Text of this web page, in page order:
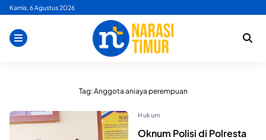
Skip
content
Kamis, 6 Agustus 2026
Tag:Anggota aniaya perempuan
Hukum
Oknum Polisi di Polresta